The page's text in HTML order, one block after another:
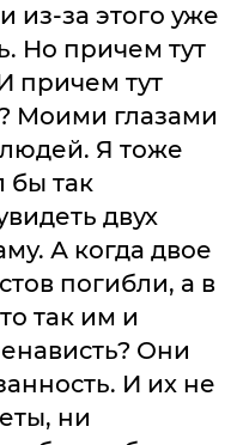
из-за этого уже
Но причем тут
причем тут
Моими глазами
людей. Я тоже
бы так
двух
А когда двое
погибли, а в
так им и
Они
И их не
ни